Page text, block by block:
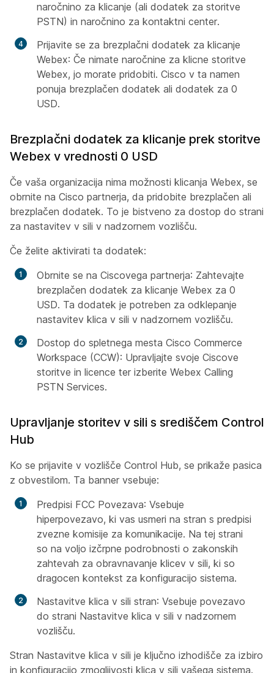
naročnino za klicanje (ali dodatek za storitve
PSTN) in naročnino za kontaktni center.
Prijavite se za brezplačni dodatek za klicanje
Webex: Če nimate naročnine za klicne storitve
Webex, jo morate pridobiti. Cisco v ta namen
ponuja brezplačen dodatek ali dodatek za 0
USD.
Brezplačni dodatek za klicanje prek storitve
Webex v vrednosti 0 USD
Če vaša organizacija nima možnosti klicanja Webex, se
obrnite na Cisco partnerja, da pridobite brezplačen ali
brezplačen dodatek. To je bistveno za dostop do strani
za nastavitev v sili v nadzornem vozlišču.
Če želite aktivirati ta dodatek:
Obrnite se na Ciscovega partnerja: Zahtevajte
brezplačen dodatek za klicanje Webex za 0
USD. Ta dodatek je potreben za odklepanje
nastavitev klica v sili v nadzornem vozlišču.
Dostop do spletnega mesta Cisco Commerce
Workspace (CCW): Upravljajte svoje Ciscove
storitve in licence ter izberite Webex Calling
PSTN Services.
Upravljanje storitev v sili s središčem Control
Hub
Ko se prijavite v vozlišče Control Hub, se prikaže pasica
z obvestilom. Ta banner vsebuje:
Predpisi FCC Povezava: Vsebuje
hiperpovezavo, ki vas usmeri na stran s predpisi
zvezne komisije za komunikacije. Na tej strani
so na voljo izčrpne podrobnosti o zakonskih
zahtevah za obravnavanje klicev v sili, ki so
dragocen kontekst za konfiguracijo sistema.
Nastavitve klica v sili stran: Vsebuje povezavo
do strani Nastavitve klica v sili v nadzornem
vozlišču.
Stran Nastavitve klica v sili je ključno izhodišče za izbiro
in konfiguracijo zmogljivosti klica v sili vašega sistema.